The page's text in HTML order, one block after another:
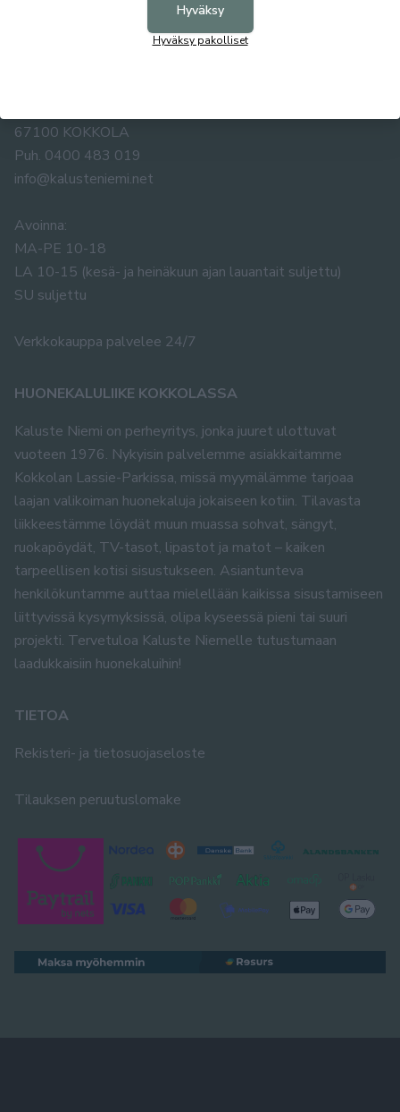
67100 KOKKOLA
Puh. 0400 483 019
info@kalusteniemi.net
Avoinna:
MA-PE 10-18
LA 10-15 (kesä- ja heinäkuun ajan lauantait suljettu)
SU suljettu
Verkkokauppa palvelee 24/7
HUONEKALULIIKE KOKKOLASSA
Kaluste Niemi on perheyritys, jonka juuret ulottuvat
vuoteen 1976. Nykyisin palvelemme asiakkaitamme
Kokkolan Lassie-Parkissa, missä myymälämme tarjoaa
laajan valikoiman huonekaluja jokaiseen kotiin. Tilavasta
liikkeestämme löydät muun muassa sohvat, sängyt,
ruokapöydät, TV-tasot, lipastot ja matot – kaiken
tarpeellisen kotisi sisustukseen. Asiantunteva
henkilökuntamme auttaa mielellään kaikissa sisustamiseen
liittyvissä kysymyksissä, olipa kyseessä pieni tai suuri
projekti. Tervetuloa Kaluste Niemelle tutustumaan
laadukkaisiin huonekaluihin!
TIETOA
Rekisteri- ja tietosuojaseloste
Tilauksen peruutuslomake
Hyväksy
Hyväksy pakolliset